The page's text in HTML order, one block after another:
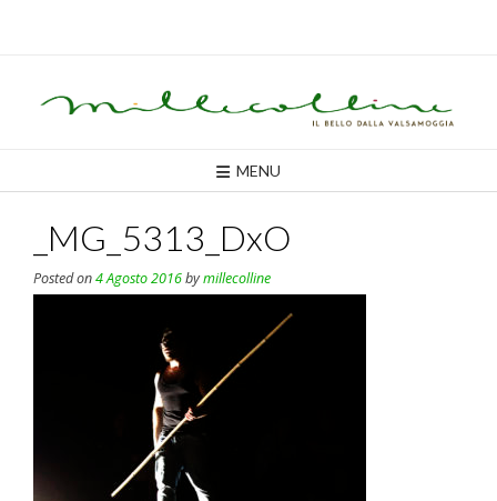
MENU
_MG_5313_DxO
Posted on4 Agosto 2016bymillecolline